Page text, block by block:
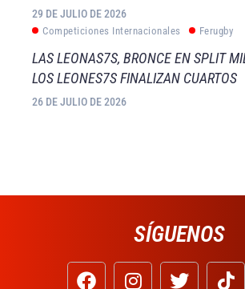
29 DE JULIO DE 2026
Competiciones Internacionales Ferugby
LAS LEONAS7S, BRONCE EN SPLIT
LOS LEONES7S FINALIZAN CUARTOS
26 DE JULIO DE 2026
SÍGUENOS